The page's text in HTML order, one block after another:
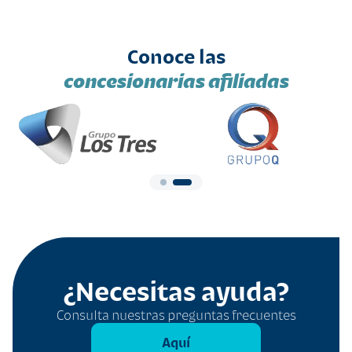
Conoce las
concesionarias afiliadas
¿Necesitas ayuda?
Consulta nuestras preguntas frecuentes
Aquí